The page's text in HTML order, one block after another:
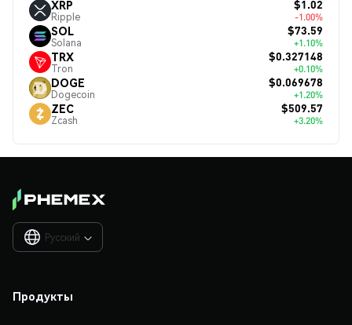
XRP
Ripple
$1.02
-1.00%
SOL
Solana
$73.59
+1.10%
TRX
Tron
$0.327148
+0.10%
DOGE
Dogecoin
$0.069678
+1.20%
ZEC
Zcash
$509.57
+3.20%
Русский 
Продукты